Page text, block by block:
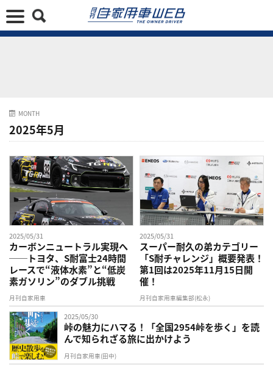
MONTH
2025年5月
2025/05/31
カーボンニュートラル実現へ
──トヨタ、S耐富士24時間
レースで“液体水素”と“低炭
素ガソリン”のダブル挑戦
月刊自家用車
2025/05/31
スーパー耐久の弟カテゴリー
「S耐チャレンジ」概要発表！
第1回は2025年11月15日開
催！
月刊自家用車編集部(松永)
2025/05/30
峠の魅力にハマる！「全国2954峠を歩く」を読
んで知られざる旅に出かけよう
月刊自家用車(田中)